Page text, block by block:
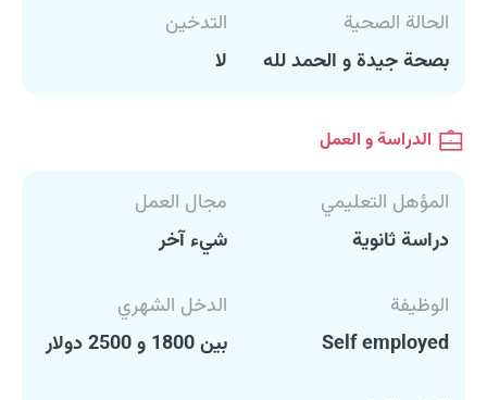
الحالة الصحية
بصحة جيدة و الحمد لله
التدخين
لا
الدراسة و العمل
المؤهل التعليمي
دراسة ثانوية
مجال العمل
شيء آخر
الوظيفة
Self employed
الدخل الشهري
بين 1800 و 2500 دولار